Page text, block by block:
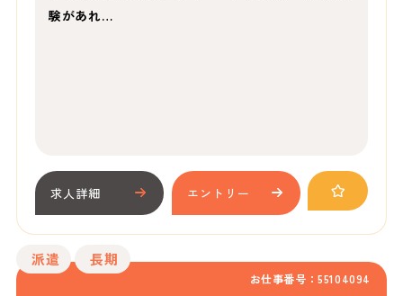
験があれ…
求人詳細 エントリー
お仕事番号：55104094
派遣 長期